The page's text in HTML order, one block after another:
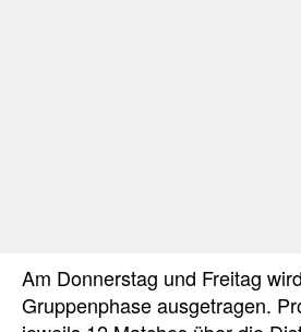
Am Donnerstag und Freitag
Gruppenphase ausgetragen.